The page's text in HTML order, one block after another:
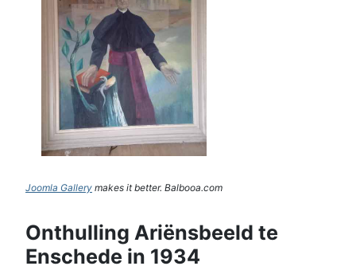
Joomla Gallery makes it better. Balbooa.com
Onthulling Ariënsbeeld te
Enschede in 1934